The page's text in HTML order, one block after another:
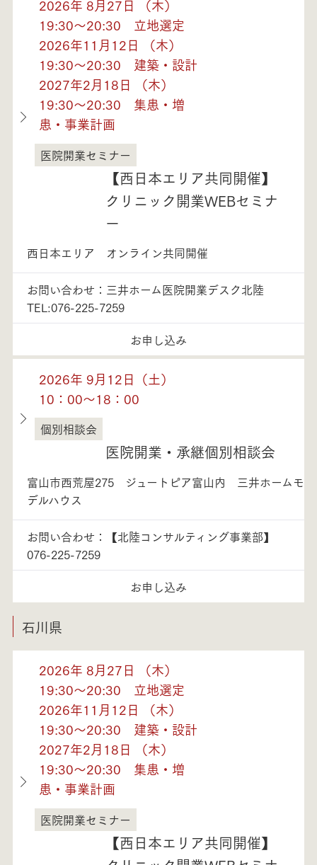
2026年 8月27日 （木）
19:30～20:30 立地選定
2026年11月12日 （木）
19:30～20:30 建築・設計
2027年2月18日 （木）
19:30～20:30 集患・増
患・事業計画
富山県
医院開業セミナー
【西日本エリア共同開催】
クリニック開業WEBセミナ
ー
西日本エリア オンライン共同開催
お問い合わせ：三井ホーム医院開業デスク北陸
TEL:076-225-7259
お申し込み
2026年 9月12日（土）
10：00～18：00
富山県
個別相談会
医院開業・承継個別相談会
富山市西荒屋275 ジュートピア富山内 三井ホームモ
デルハウス
お問い合わせ：【北陸コンサルティング事業部】
076-225-7259
お申し込み
石川県
2026年 8月27日 （木）
19:30～20:30 立地選定
2026年11月12日 （木）
19:30～20:30 建築・設計
2027年2月18日 （木）
19:30～20:30 集患・増
患・事業計画
石川県
医院開業セミナー
【西日本エリア共同開催】